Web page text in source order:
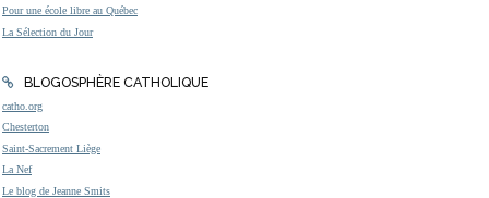
Pour une école libre au Québec
La Sélection du Jour
BLOGOSPHÈRE CATHOLIQUE
catho.org
Chesterton
Saint-Sacrement Liège
La Nef
Le blog de Jeanne Smits